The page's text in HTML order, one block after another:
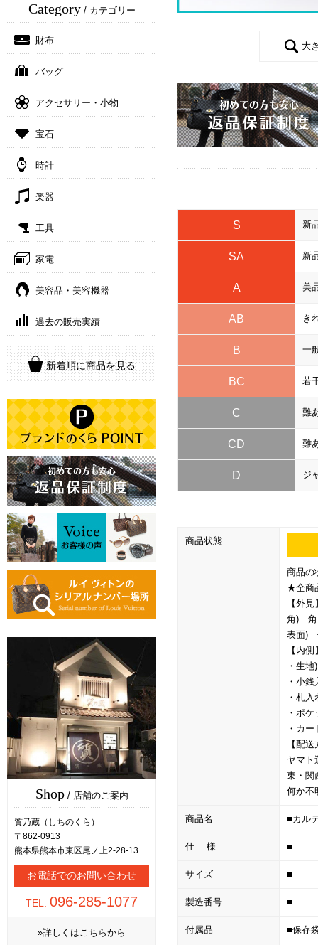
Category/ カテゴリー
財布
バッグ
アクセサリー・小物
宝石
時計
楽器
工具
家電
美容品・美容機器
過去の販売実績
新着順に商品を見る
Shop/ 店舗のご案内
質乃蔵（しちのくら）
〒862-0913
熊本県熊本市東区尾ノ上2-28-13
お電話でのお問い合わせ
TEL. 096-285-1077
»詳しくはこちらから
大
S 新
SA 新
A 美
AB き
B 一
BC 若
C 難
CD 難
D ジ
商品状態
商品の
★全商
【外
角) 角
表面)
【内
・生
・小
・札
・ポ
・カ
【配
ヤマト
東・関
何か不
商品名 ■カル
仕 様 ■
サイズ ■
製造番号 ■
付属品 ■保存